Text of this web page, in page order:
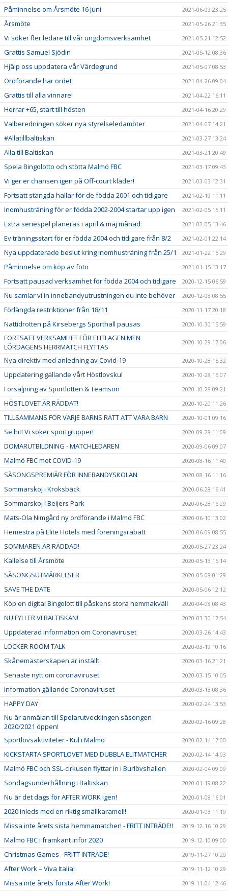
Påminnelse om Årsmöte 16 juni 2021-06-09 23:25
Årsmöte 2021-05-26 21:35
Vi söker fler ledare till vår ungdomsverksamhet 2021-05-21 12:52
Grattis Samuel Sjödin 2021-05-12 08:36
Hjälp oss uppdatera vår Värdegrund 2021-05-07 08:53
Ordförande har ordet 2021-04-26 09:04
Grattis till alla vinnare! 2021-04-22 16:11
Herrar +65, start till hösten 2021-04-16 20:29
Valberedningen söker nya styrelseledamöter 2021-04-07 14:21
#Allatillbaltiskan 2021-03-27 13:24
Alla till Baltiskan 2021-03-21 20:49
Spela Bingolotto och stötta Malmö FBC 2021-03-17 09:43
Vi ger er chansen igen på Off-court kläder! 2021-03-03 12:31
Fortsatt stängda hallar för de födda 2001 och tidigare 2021-02-19 11:11
Inomhusträning för er födda 2002-2004 startar upp igen 2021-02-05 15:11
Extra seriespel planeras i april & maj månad 2021-02-05 13:46
Ev träningsstart för er födda 2004 och tidigare från 8/2 2021-02-01 22:14
Nya uppdaterade beslut kring inomhusträning från 25/1 2021-01-22 15:29
Påminnelse om köp av foto 2021-01-15 13:17
Fortsatt pausad verksamhet för födda 2004 och tidigare 2020-12-15 06:59
Nu samlar vi in innebandyutrustningen du inte behöver 2020-12-08 08:55
Förlängda restriktioner från 18/11 2020-11-17 20:18
Nattidrotten på Kirsebergs Sporthall pausas 2020-10-30 15:59
FORTSATT VERKSAMHET FÖR ELITLAGEN MEN
LÖRDAGENS HERRMATCH FLYTTAS
2020-10-29 17:06
Nya direktiv med anledning av Covid-19 2020-10-28 15:32
Uppdatering gällande vårt Höstlovskul 2020-10-28 15:07
Försäljning av Sportlotten & Teamson 2020-10-28 09:21
HÖSTLOVET ÄR RÄDDAT! 2020-10-20 11:26
TILLSAMMANS FÖR VARJE BARNS RÄTT ATT VARA BARN 2020-10-01 09:16
Se hit! Vi söker sportgrupper! 2020-09-28 11:09
DOMARUTBILDNING - MATCHLEDAREN 2020-09-06 09:07
Malmö FBC mot COVID-19 2020-08-16 11:40
SÄSONGSPREMIÄR FÖR INNEBANDYSKOLAN 2020-08-16 11:16
Sommarskoj i Kroksbäck 2020-06-28 16:41
Sommarskoj i Beijers Park 2020-06-28 16:29
Mats-Ola Nimgård ny ordförande i Malmö FBC 2020-06-10 13:02
Hemestra på Elite Hotels med föreningsrabatt 2020-06-09 08:55
SOMMAREN ÄR RÄDDAD! 2020-05-27 23:24
Kallelse till Årsmöte 2020-05-13 15:14
SÄSONGSUTMÄRKELSER 2020-05-08 01:29
SAVE THE DATE 2020-05-06 12:12
Köp en digital Bingolott till påskens stora hemmakväll 2020-04-08 08:43
NU FYLLER VI BALTISKAN! 2020-03-30 17:54
Uppdaterad information om Coronaviruset 2020-03-26 14:43
LOCKER ROOM TALK 2020-03-19 10:16
Skånemästerskapen är inställt 2020-03-16 21:21
Senaste nytt om coronaviruset 2020-03-15 10:05
Information gällande Coronaviruset 2020-03-13 08:36
HAPPY DAY 2020-02-24 13:53
Nu är anmälan till Spelarutvecklingen säsongen
2020/2021 öppen!
2020-02-16 09:28
Sportlovsaktiviteter - Kul i Malmö 2020-02-14 17:00
KICKSTARTA SPORTLOVET MED DUBBLA ELITMATCHER 2020-02-14 14:03
Malmö FBC och SSL-cirkusen flyttar in i Burlövshallen 2020-02-04 09:09
Söndagsunderhållning i Baltiskan 2020-01-19 08:22
Nu är det dags för AFTER WORK igen! 2020-01-08 16:01
2020 inleds med en riktig smällkaramell! 2020-01-03 11:19
Missa inte årets sista hemmamatcher! - FRITT INTRÄDE!! 2019-12-16 10:29
Malmö FBC i framkant inför 2020 2019-12-10 09:00
Christmas Games - FRITT INTRÄDE! 2019-11-27 10:20
After Work – Viva Italia! 2019-11-12 10:29
Missa inte årets första After Work! 2019-11-04 12:46